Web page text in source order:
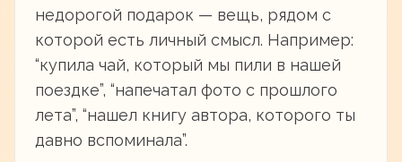
недорогой подарок — вещь, рядом с
которой есть личный смысл. Например:
“купила чай, который мы пили в нашей
поездке”, “напечатал фото с прошлого
лета”, “нашел книгу автора, которого ты
давно вспоминала”.